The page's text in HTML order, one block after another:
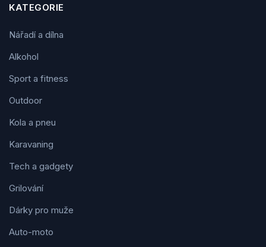
KATEGORIE
Nářadí a dílna
Alkohol
Sport a fitness
Outdoor
Kola a pneu
Karavaning
Tech a gadgety
Grilování
Dárky pro muže
Auto-moto